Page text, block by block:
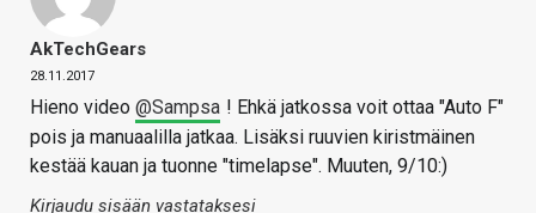
AkTechGears
28.11.2017
Hieno video @Sampsa ! Ehkä jatkossa voit ottaa "Auto F"
pois ja manuaalilla jatkaa. Lisäksi ruuvien kiristmäinen
kestää kauan ja tuonne "timelapse". Muuten, 9/10:)
Kirjaudu sisään vastataksesi